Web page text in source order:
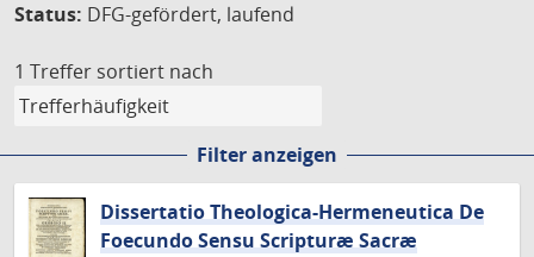
Status: DFG-gefördert, laufend
1 Treffer sortiert nach
Filter anzeigen
Dissertatio Theologica-Hermeneutica De
Foecundo Sensu Scripturæ Sacræ